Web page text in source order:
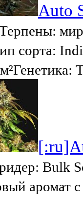
Auto
сорта:
Bulk
аромат